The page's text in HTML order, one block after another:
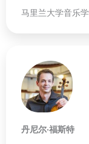
马里兰大学音乐
丹尼尔·福斯特